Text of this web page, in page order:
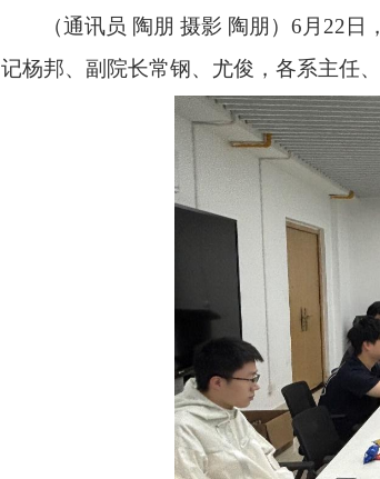
（通讯员 陶朋 摄影 陶朋） 6月22日，
记杨邦、副院长常钢、尤俊，各系主任、